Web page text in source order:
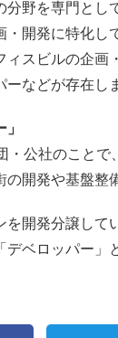
野を専門とし
・開発に特化し
ィスビルの企画
などが存在し
・公社のことで
開発や基盤整
を開発分譲して
ベロッパー」